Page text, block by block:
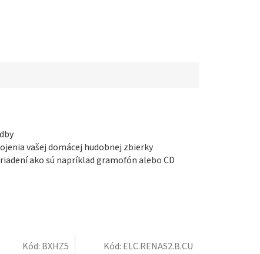
vašej domácej hudobnej zbierky
ako sú napríklad gramofón alebo CD
Kód: BXHZ5 Kód: ELC.RENAS2.B.CU